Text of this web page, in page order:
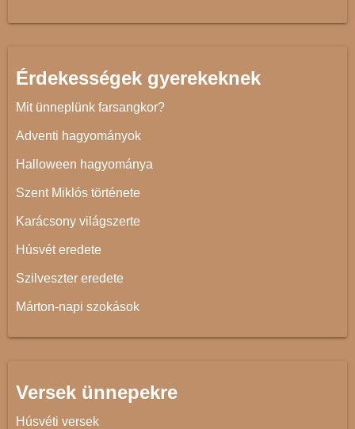
Érdekességek gyerekeknek
Mit ünneplünk farsangkor?
Adventi hagyományok
Halloween hagyománya
Szent Miklós története
Karácsony világszerte
Húsvét eredete
Szilveszter eredete
Márton-napi szokások
Versek ünnepekre
Húsvéti versek